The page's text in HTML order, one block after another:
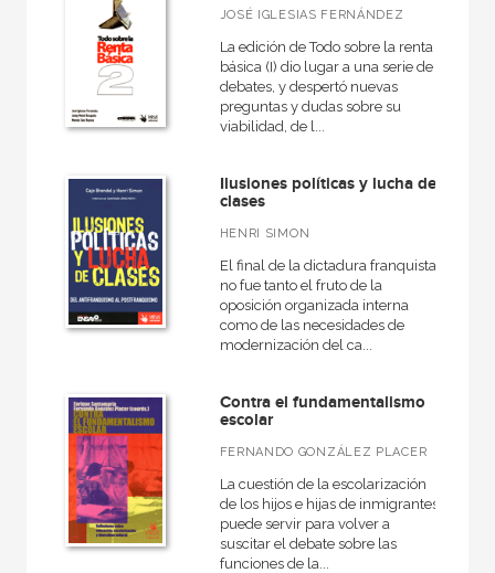
JOSÉ IGLESIAS FERNÁNDEZ
La edición de Todo sobre la renta
básica (I) dio lugar a una serie de
debates, y despertó nuevas
preguntas y dudas sobre su
viabilidad, de l...
Ilusiones políticas y lucha de
clases
HENRI SIMON
El final de la dictadura franquista
no fue tanto el fruto de la
oposición organizada interna
como de las necesidades de
modernización del ca...
Contra el fundamentalismo
escolar
FERNANDO GONZÁLEZ PLACER
La cuestión de la escolarización
de los hijos e hijas de inmigrantes
puede servir para volver a
suscitar el debate sobre las
funciones de la...